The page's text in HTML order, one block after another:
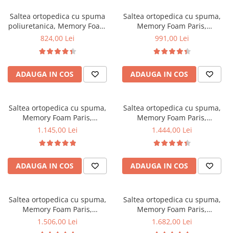
Top saltele 10 cm
Top saltele memory 5 cm
Top saltele MemoHR 6.5 cm
Saltele ieftine
Saltele cu plasa de arcuri
Saltele cu spuma
Mobilier bucatarie
Mese bucatarie
Scaune pentru bucatarie
Mobila bucatarie
Seturi mese si scaune bucatarie
Mobila hol
Suporturi si rafturi pantofi
Portmantouri
Pantofare
Seturi mobilier hol
Stender haine
Etajere
Cuiere
Mobilier gradinita
Saltea ortopedica cu spuma
poliuretanica, Memory Foam
Paris 5cm, 80x200x23cm,
aerisire perimetral, Saltex
824,00 Lei
ADAUGA IN COS
Saltea ortopedica cu spuma,
Memory Foam Paris,
100x200x23cm, fermitate tare,
foam 5 cm, sistem de aerisire
perimetral, Saltex
991,00 Lei
ADAUGA IN COS
Saltea ortopedica cu spuma,
Memory Foam Paris,
120x200x23cm, fermitate tare,
foam 5 cm, sistem de aerisire
perimetral, Saltex
1.145,00 Lei
ADAUGA IN COS
Saltea ortopedica cu spuma,
Memory Foam Paris,
160x190x23cm, fermitate tare,
foam 5 cm, sistem de aerisire
perimetral, Saltex
1.444,00 Lei
ADAUGA IN COS
Saltea ortopedica cu spuma,
Memory Foam Paris,
160x200x23cm, fermitate tare,
1.506,00 Lei
Saltea ortopedica cu spuma,
Memory Foam Paris,
180x200x23cm, fermitate tare,
1.682,00 Lei